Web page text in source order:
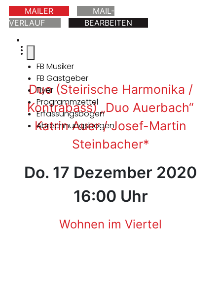
MAILER
MAIL-
VERLAUF
BEARBEITEN
FB Musiker
FB Gastgeber
Flyer
Programmzettel
Erfassungsbogen
Abrechnungsbogen
Duo (Steirische Harmonika /
Kontrabass) „Duo Auerbach“
Katrin Auer / Josef-Martin
Steinbacher*
Do. 17 Dezember 2020
16:00 Uhr
Wohnen im Viertel